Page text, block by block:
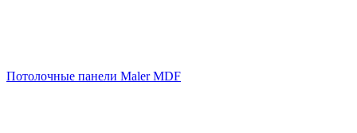
Потолочные панели Maler MDF